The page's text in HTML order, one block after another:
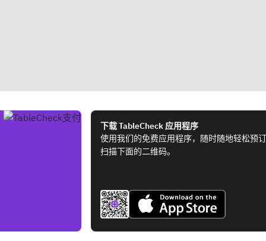
下载 TableCheck 应用程序
使用我们的免费应用程序，随时随地轻松预
扫描下面的二维码。